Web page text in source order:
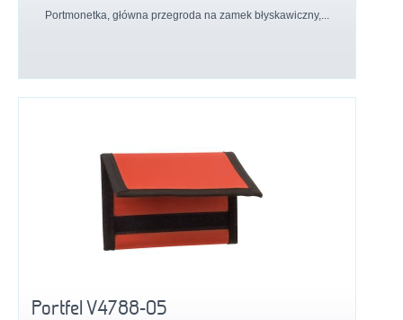
Portmonetka, główna przegroda na zamek błyskawiczny,...
Portfel V4788-05